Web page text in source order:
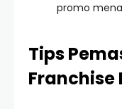
promo
Tips
Franchise